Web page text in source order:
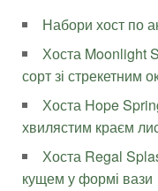
Набори хост по
Хоста Moonlight
сорт зі стрекетним
Хоста Hope
хвилястим краєм
Хоста Regal
кущем у формі вази